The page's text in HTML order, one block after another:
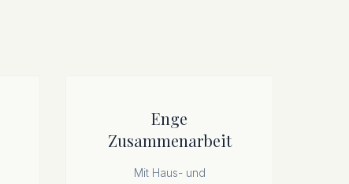
Enge
Zusammenarbeit
Mit Haus- und